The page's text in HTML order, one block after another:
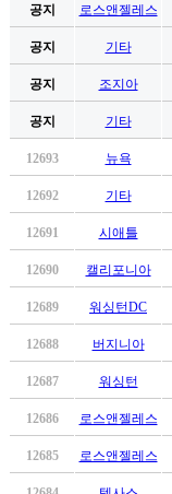
이
위
아
미
후
대
기
비
공지 로스앤젤레스
공지 기타
공지 조지아
공지 기타
12693 뉴욕
12692 기타
12691 시애틀
12690 캘리포니아
12689 워싱턴DC
12688 버지니아
12687 워싱턴
12686 로스앤젤레스
12685 로스앤젤레스